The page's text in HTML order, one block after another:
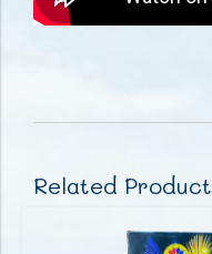
Related Product